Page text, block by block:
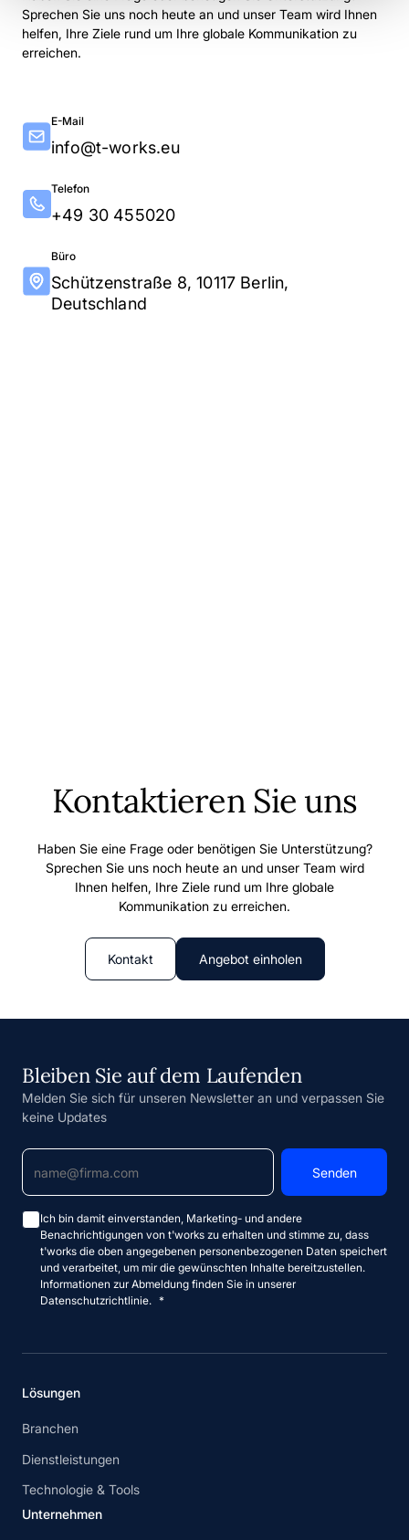
Sprechen Sie uns noch heute an und unser Team wird Ihnen
helfen, Ihre Ziele rund um Ihre globale Kommunikation zu
erreichen.
E-Mail
info@t-works.eu
Telefon
+49 30 455020
Büro
Schützenstraße 8, 10117 Berlin,
Deutschland
Kontaktieren Sie uns
Haben Sie eine Frage oder benötigen Sie Unterstützung?
Sprechen Sie uns noch heute an und unser Team wird
Ihnen helfen, Ihre Ziele rund um Ihre globale
Kommunikation zu erreichen.
Kontakt Angebot einholen
Bleiben Sie auf dem Laufenden
Melden Sie sich für unseren Newsletter an und verpassen Sie
keine Updates
Ich bin damit einverstanden, Marketing- und andere
Benachrichtigungen von t'works zu erhalten und stimme zu, dass
t'works die oben angegebenen personenbezogenen Daten speichert
und verarbeitet, um mir die gewünschten Inhalte bereitzustellen.
Informationen zur Abmeldung finden Sie in unserer
Datenschutzrichtlinie. *
Lösungen
Branchen
Dienstleistungen
Technologie & Tools
Unternehmen